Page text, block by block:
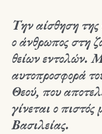
Την αίσθηση
ο άνθρωπος στη
θείων εντολών.
αυτοπροσφορά
Θεού, που
γίνεται ο
Βασιλείας.